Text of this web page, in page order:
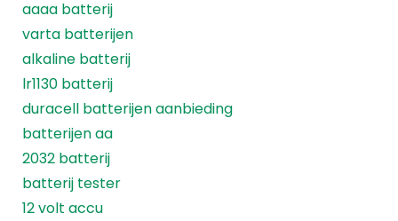
aaaa batterij
varta batterijen
alkaline batterij
lr1130 batterij
duracell batterijen aanbieding
batterijen aa
2032 batterij
batterij tester
12 volt accu